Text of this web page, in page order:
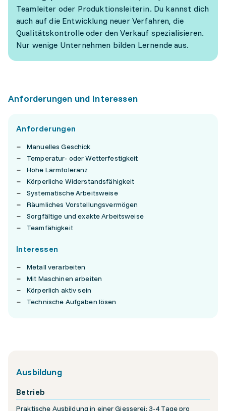
Teamleiter oder Produktionsleiterin. Du kannst dich
auch auf die Entwicklung neuer Verfahren, die
Qualitätskontrolle oder den Verkauf spezialisieren.
Nur wenige Unternehmen bilden Lernende aus.
Anforderungen und Interessen
Anforderungen
Manuelles Geschick
Temperatur- oder Wetterfestigkeit
Hohe Lärmtoleranz
Körperliche Widerstandsfähigkeit
Systematische Arbeitsweise
Räumliches Vorstellungsvermögen
Sorgfältige und exakte Arbeitsweise
Teamfähigkeit
Interessen
Metall verarbeiten
Mit Maschinen arbeiten
Körperlich aktiv sein
Technische Aufgaben lösen
Ausbildung
Betrieb
Praktische Ausbildung in einer Giesserei: 3-4 Tage pro